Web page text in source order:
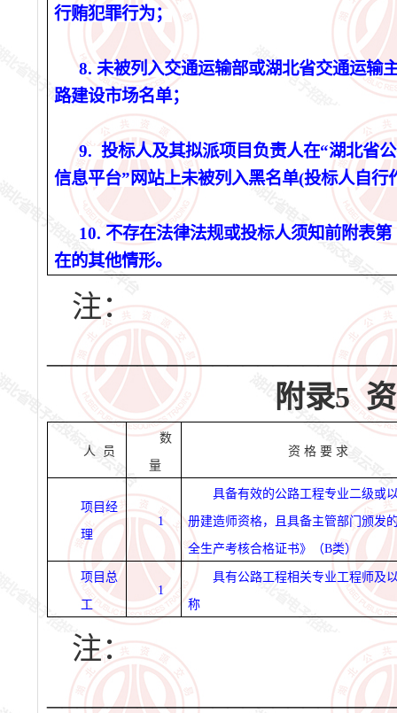
行贿犯罪行为；
8. 未被列入交通运输部或湖北省交通运输
路建设市场名单；
9. 投标人及其拟派项目负责人在“湖北省
信息平台”网站上未被列入黑名单(投标人自行
10. 不存在法律法规或投标人须知前附表
在的其他情形。
注：
附录5
人 员
数
量
资 格 要 求
项目经
理
1
具备有效的公路工程专业二级或
册建造师资格，且具备主管部门颁发
全生产考核合格证书》（B类）
项目总
工
1
具有公路工程相关专业工程师及
称
注：